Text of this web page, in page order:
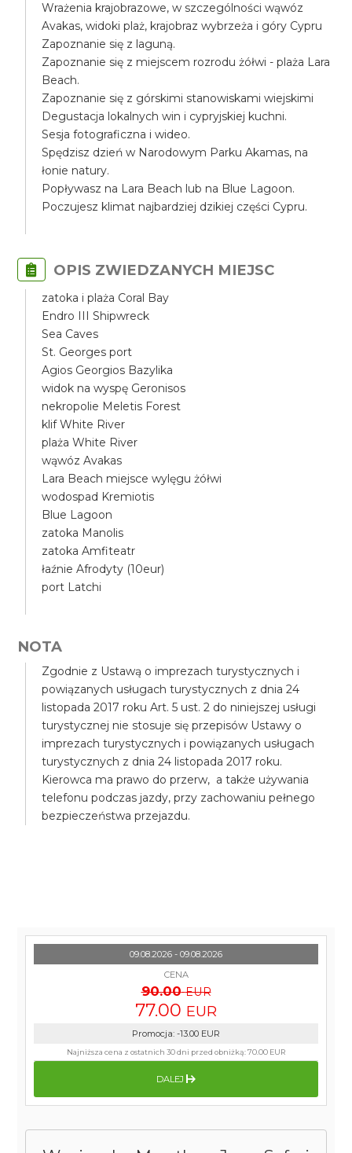
Wrażenia krajobrazowe, w szczególności wąwóz
Avakas, widoki plaż, krajobraz wybrzeża i góry Cypru
Zapoznanie się z laguną.
Zapoznanie się z miejscem rozrodu żółwi - plaża Lara
Beach.
Zapoznanie się z górskimi stanowiskami wiejskimi
Degustacja lokalnych win i cypryjskiej kuchni.
Sesja fotograficzna i wideo.
Spędzisz dzień w Narodowym Parku Akamas, na
łonie natury.
Popływasz na Lara Beach lub na Blue Lagoon.
Poczujesz klimat najbardziej dzikiej części Cypru.
OPIS ZWIEDZANYCH MIEJSC
zatoka i plaża Coral Bay
Endro III Shipwreck
Sea Caves
St. Georges port
Agios Georgios Bazylika
widok na wyspę Geronisos
nekropolie Meletis Forest
klif White River
plaża White River
wąwóz Avakas
Lara Beach miejsce wylęgu żółwi
wodospad Kremiotis
Blue Lagoon
zatoka Manolis
zatoka Amfiteatr
łaźnie Afrodyty (10eur)
port Latchi
NOTA
Zgodnie z Ustawą o imprezach turystycznych i
powiązanych usługach turystycznych z dnia 24
listopada 2017 roku Art. 5 ust. 2 do niniejszej usługi
turystycznej nie stosuje się przepisów Ustawy o
imprezach turystycznych i powiązanych usługach
turystycznych z dnia 24 listopada 2017 roku.
Kierowca ma prawo do przerw, a także używania
telefonu podczas jazdy, przy zachowaniu pełnego
bezpieczeństwa przejazdu.
09.08.2026 - 09.08.2026
CENA
90.00 EUR
77.00 EUR
Promocja: -13.00 EUR
Najniższa cena z ostatnich 30 dni przed obniżką:70.00 EUR
DALEJ